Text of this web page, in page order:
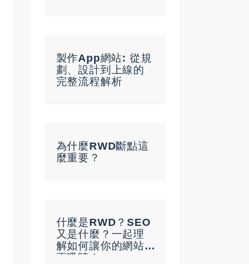
製作App網站: 從規
劃、設計到上線的
完整流程解析
為什麼RWD斷點這
麼重要？
什麼是RWD？SEO
又是什麼？一起理
解如何讓你的網站
更吸睛！